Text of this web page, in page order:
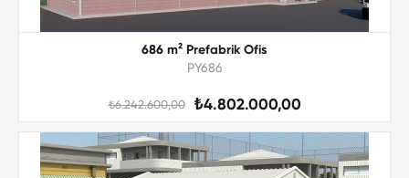
686 m² Prefabrik Ofis
PY686
₺6.242.600,00 ₺4.802.000,00